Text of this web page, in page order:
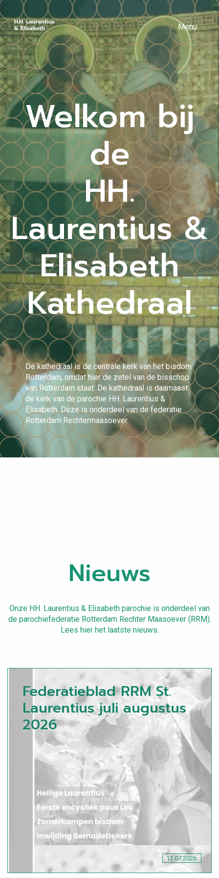
Menu
Welkom bij
de
HH.
Laurentius &
Elisabeth
Kathedraal
De kathedraal is de centrale kerk van het bisdom
Rotterdam, omdat hier de zetel van de bisschop
van Rotterdam staat. De kathedraal is daarnaast
de kerk van de parochie HH. Laurentius &
Elisabeth. Deze is onderdeel van de federatie
Rotterdam Rechtermaasoever.
Nieuws
Onze HH. Laurentius & Elisabeth parochie is onderdeel van
de parochiefederatie Rotterdam Rechter Maasoever (RRM).
Lees hier het laatste nieuws.
Federatieblad RRM St.
Laurentius juli augustus
2026
11.07.2026